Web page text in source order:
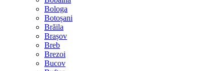
Bologa
Botoșani
Brăila
Brașov
Breb
Brezoi
Bucov